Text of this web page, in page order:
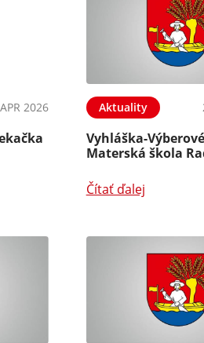
2026 Aktuality
Vyhláška-
Materská škola
Čítať ďalej